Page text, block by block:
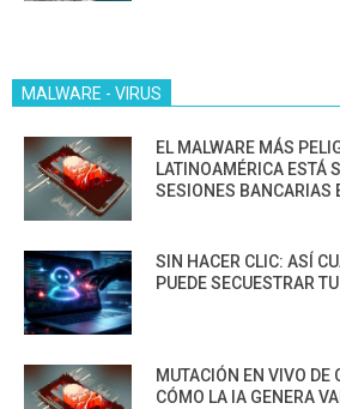
MALWARE - VIRUS
EL MALWARE MÁS
LATINOAMÉRICA ESTÁ
SESIONES BANCARIAS
SIN HACER CLIC: ASÍ
PUEDE SECUESTRAR
MUTACIÓN EN VIVO DE
CÓMO LA IA GENERA